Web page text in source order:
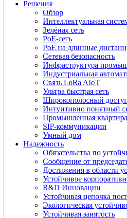
Решения
Обзор
Интеллектуальная
Зелёная сеть
PoE-сеть
PoE на длинные
Сетевая безопасность
Инфраструктура
Индустриальная
Связь LoRa AIoT
Ультра быстрая сеть
Широкополосный
Интуитивно понятный
Промышленная квартира
SIP-коммуникации
Умный дом
Надежность
Обязательства по
Сообщение от
Достижения в области
Устойчивое
R&D Инновации
Устойчивая цепочка
Экологическая
Устойчивая занятость